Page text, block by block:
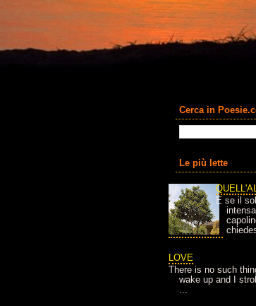
Cerca in
Le più lette
E se il
LOVE
There is no such
wake up and I
...